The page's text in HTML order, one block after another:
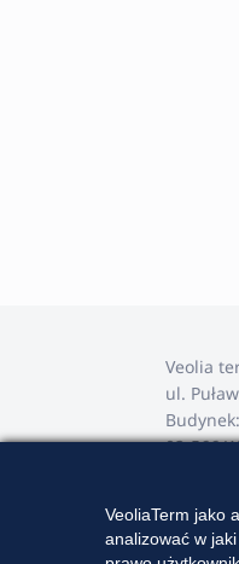
Veolia
ul.
02-566
e-mail:
VeoliaTerm jako
analizować w